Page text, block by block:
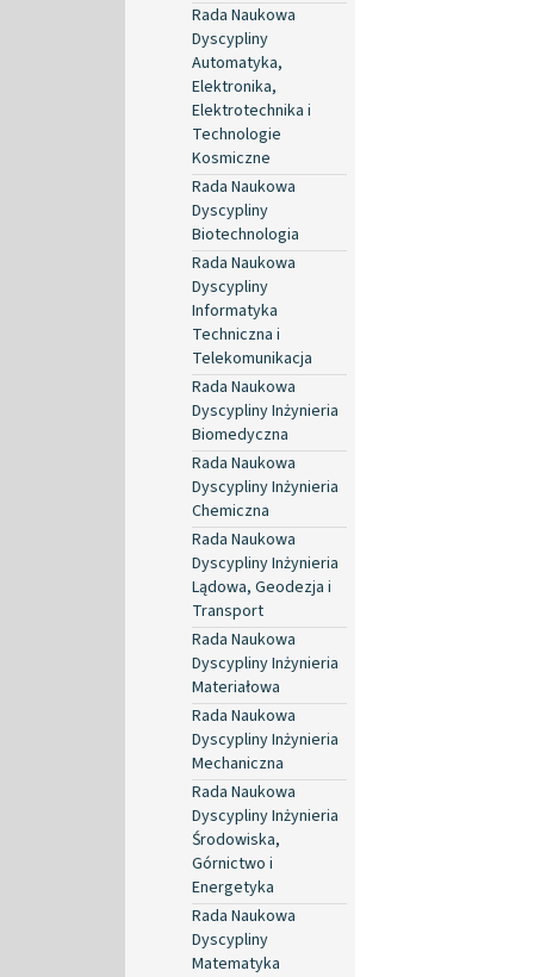
Rada Naukowa
Dyscypliny
Automatyka,
Elektronika,
Elektrotechnika i
Technologie
Kosmiczne
Rada Naukowa
Dyscypliny
Biotechnologia
Rada Naukowa
Dyscypliny
Informatyka
Techniczna i
Telekomunikacja
Rada Naukowa
Dyscypliny Inżynieria
Biomedyczna
Rada Naukowa
Dyscypliny Inżynieria
Chemiczna
Rada Naukowa
Dyscypliny Inżynieria
Lądowa, Geodezja i
Transport
Rada Naukowa
Dyscypliny Inżynieria
Materiałowa
Rada Naukowa
Dyscypliny Inżynieria
Mechaniczna
Rada Naukowa
Dyscypliny Inżynieria
Środowiska,
Górnictwo i
Energetyka
Rada Naukowa
Dyscypliny
Matematyka